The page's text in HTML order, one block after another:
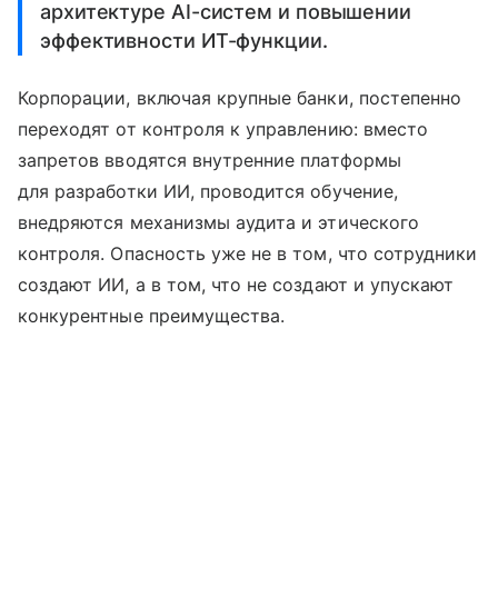
архитектуре AI-систем и повышении
эффективности ИТ-функции.
Корпорации, включая крупные банки, постепенно
переходят от контроля к управлению: вместо
запретов вводятся внутренние платформы
для разработки ИИ, проводится обучение,
внедряются механизмы аудита и этического
контроля. Опасность уже не в том, что сотрудники
создают ИИ, а в том, что не создают и упускают
конкурентные преимущества.